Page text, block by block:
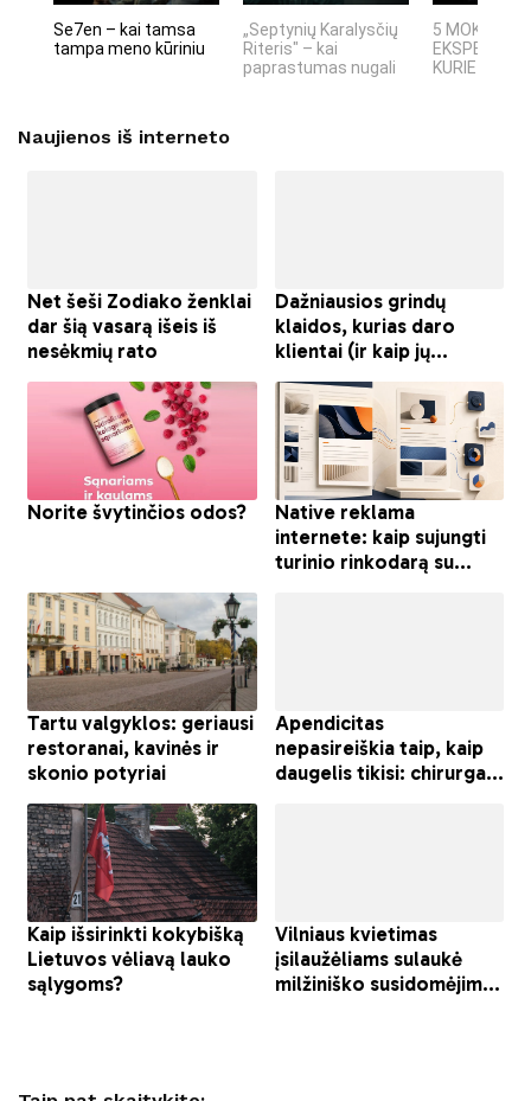
Se7en – kai tamsa
tampa meno kūriniu
„Septynių Karalysčių
Riteris" – kai
paprastumas nugali
5 MOKSLINIAI
KURIE
Naujienos iš interneto